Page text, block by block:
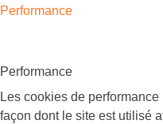
Performance
Performance
Les cookies de
façon dont le site est utilisé